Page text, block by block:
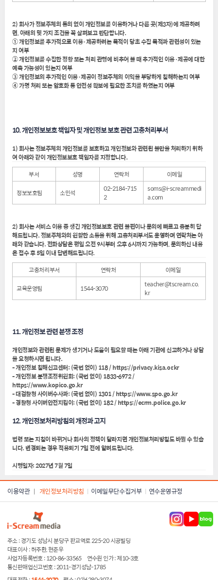
2) 회사가 정보주체의 동의 없이 개인정보를 이용하거나 다른 곳(제3자)에 제공하려
면, 아래의 몇 가지 조건을 꼭 살펴보고 판단합니다.
① 개인정보를 추가적으로 이용·제공하려는 목적이 당초 수집 목적과 관련성이 있는
지 여부
② 개인정보를 수집한 정황 또는 처리 관행에 비추어 볼 때 추가적인 이용·제공에 대한
예측 가능성이 있는지 여부
③ 개인정보의 추가적인 이용·제공이 정보주체의 이익을 부당하게 침해하는지 여부
④ 가명 처리 또는 암호화 등 안전성 확보에 필요한 조치를 하였는지 여부
10. 개인정보보호 책임자 및 개인정보 보호 관련 고충처리부서
1) 회사는 정보주체의 개인정보를 보호하고 개인정보와 관련된 불만을 처리하기 위하
여 아래와 같이 개인정보보호 책임자를 지정합니다.
부서
성명 연락처 이메일
정보보호팀 소민석
02-2184-715
2
soms@i-screammedi
a.com
2) 회사는 서비스 이용 중 생긴 개인정보보호 관련 불편이나 문의에 빠르고 충분히 답
해드립니다. 정보주체와의 원활한 소통을 위해 고충처리부서도 운영하며 연락처는 아
래와 같습니다. 전화상담은 평일 오전 9시부터 오후 6시까지 가능하며, 문의하신 내용
은 접수 후 5일 이내 답변해드립니다.
고충처리부서
연락처 이메일
교육운영팀 1544-3070
teacher@tscream.co.
kr
11. 개인정보 관련 분쟁 조정
개인정보와 관련된 문제가 생기거나 도움이 필요할 때는 아래 기관에 신고하거나 상담
을 요청하시면 됩니다.
- 개인정보 침해신고센터: (국번 없이) 118 / https://privacy.kisa.or.kr
- 개인정보 분쟁조정위원회: (국번 없이) 1833-6972 /
https://www.kopico.go.kr
- 대검찰청 사이버수사과: (국번 없이) 1301 / https://www.spo.go.kr
- 경찰청 사이버안전지킴이: (국번 없이) 182 / https://ecrm.police.go.kr
12. 개인정보처리방침의 개정과 고지
법령 또는 지침이 바뀌거나 회사의 정책이 달라지면 개인정보처리방침도 바뀔 수 있습
니다. 변경되는 경우 적용되기 7일 전에 알려드립니다.
시행일자: 2027년 7월 7일
이용약관 | 개인정보처리방침 이메일무단수집거부 연수운영규정
주소 : 경기도 성남시 분당구 판교역로 225-20 시공빌딩
대표이사 : 허주환, 현준우
사업자등록번호 : 120-86-33565
연수원 인가 : 제10-3호
통신판매업신고번호 : 2011-경기성남-1785